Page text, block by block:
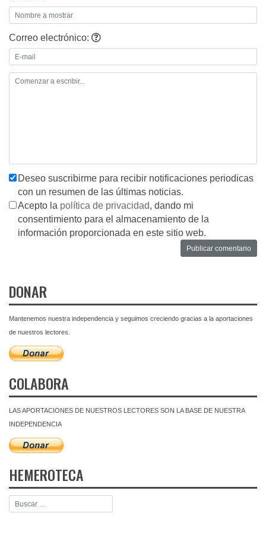
Correo electrónico:
Deseo suscribirme para recibir notificaciones periodicas
con un resumen de las últimas noticias.
Acepto la política de privacidad, dando mi
consentimiento para el almacenamiento de la
información proporcionada en este sitio web.
DONAR
Mantenemos nuestra independencia y seguimos creciendo gracias a la aportaciones
de nuestros lectores.
COLABORA
LAS APORTACIONES DE NUESTROS LECTORES SON LA BASE DE NUESTRA
INDEPENDENCIA
HEMEROTECA